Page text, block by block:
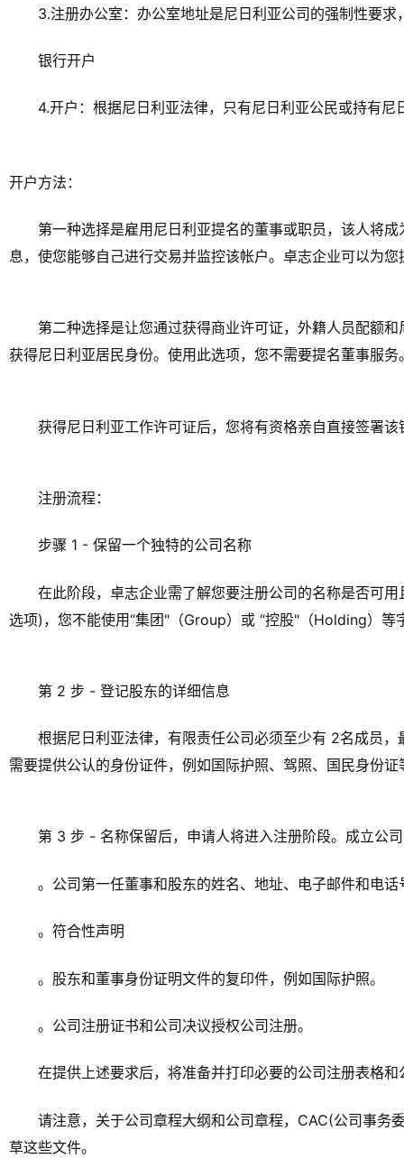
3.注册办公室：办公室地址是尼日利亚公司的强制性要求
银行开户
4.开户：根据尼日利亚法律，只有尼日利亚公民或持有
开户方法：
第一种选择是雇用尼日利亚提名的董事或职员，该人将
息，使您能够自己进行交易并监控该帐户。卓志企业可以为
第二种选择是让您通过获得商业许可证，外籍人员配额
获得尼日利亚居民身份。使用此选项，您不需要提名董事服务
获得尼日利亚工作许可证后，您将有资格亲自直接签署该
注册流程：
步骤 1 - 保留一个独特的公司名称
在此阶段，卓志企业需了解您要注册公司的名称是否可
选项)，您不能使用“集团"（Group）或 “控股"（Holding）等
第 2 步 - 登记股东的详细信息
根据尼日利亚法律，有限责任公司必须至少有 2名成员
需要提供公认的身份证件，例如国际护照、驾照、国民身份证
第 3 步 - 名称保留后，申请人将进入注册阶段。成立公
。公司第一任董事和股东的姓名、地址、电子邮件和电话
。符合性声明
。股东和董事身份证明文件的复印件，例如国际护照。
。公司注册证书和公司决议授权公司注册。
在提供上述要求后，将准备并打印必要的公司注册表格
请注意，关于公司章程大纲和公司章程，CAC(公司事务
草这些文件。